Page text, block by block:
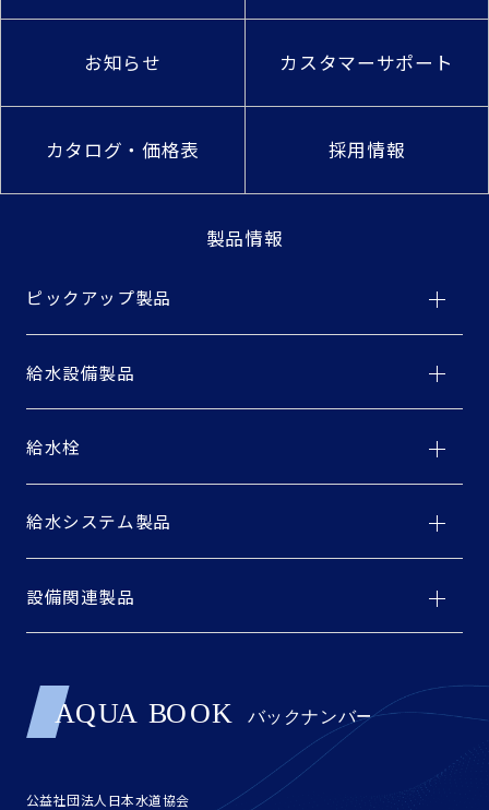
お知らせ カスタマーサポート
カタログ・価格表 採用情報
製品情報
ピックアップ製品
給水設備製品
給水栓
給水システム製品
設備関連製品
公益社団法人日本水道協会